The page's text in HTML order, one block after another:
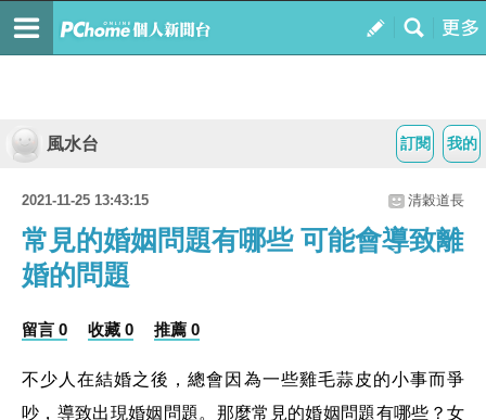
我的
訂閱
風水台
2021-11-25 13:43:15 清穀道長
常見的婚姻問題有哪些 可能會導致離
婚的問題
留言 0 收藏 0 推薦 0
不少人在結婚之後，總會因為一些雞毛蒜皮的小事而爭
吵，導致出現婚姻問題。那麼常見的婚姻問題有哪些？女